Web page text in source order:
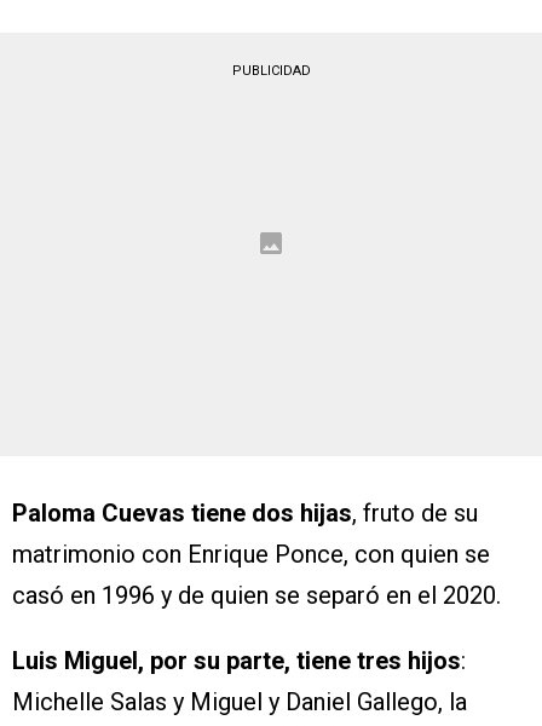
PUBLICIDAD
Paloma Cuevas tiene dos hijas, fruto de su
matrimonio con Enrique Ponce, con quien se
casó en 1996 y de quien se separó en el 2020.
Luis Miguel, por su parte, tiene tres hijos:
Michelle Salas y Miguel y Daniel Gallego, la